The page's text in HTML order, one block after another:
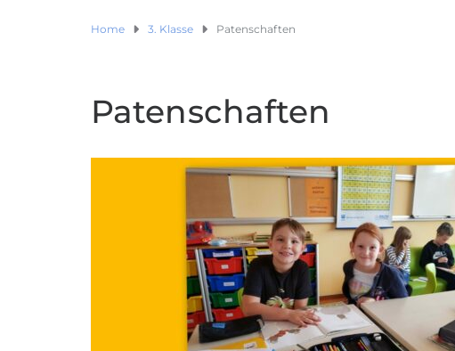
Home 3. Klasse Patenschaften
Patenschaften